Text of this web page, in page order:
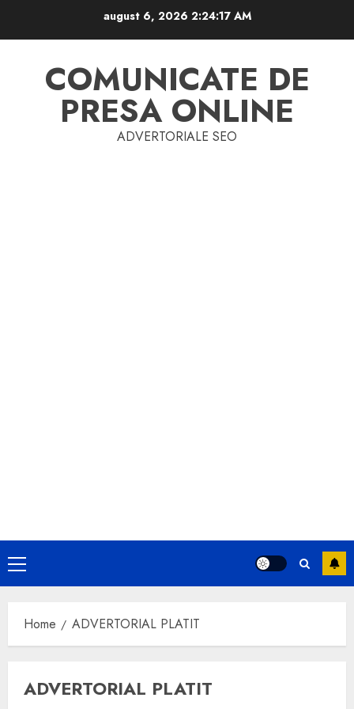
august 6, 2026 2:24:17 AM
COMUNICATE DE
PRESA ONLINE
ADVERTORIALE SEO
Primary
Menu
Home ADVERTORIAL PLATIT
ADVERTORIAL PLATIT